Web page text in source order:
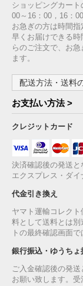
ショッピングカート
00～16：00，16：
お急ぎの方は時間
早くお届けできる
らのご注文で、お
ます。
配送方法・送料
お支払い方法 >
クレジットカード
決済確認後の発送
エクスプレス・ダイ
代金引き換え
ヤマト運輸コレク
料として送料とは
トの最終確認画面
銀行振込・ゆうちょ
ご入金確認後の発
お願い致します。受